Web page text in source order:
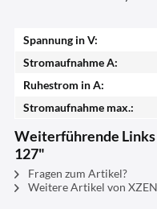
Spannung in V:
Stromaufnahme A:
Ruhestrom in A:
Stromaufnahme max.:
Weiterführende
127"
Fragen zum Artikel?
Weitere Artikel von